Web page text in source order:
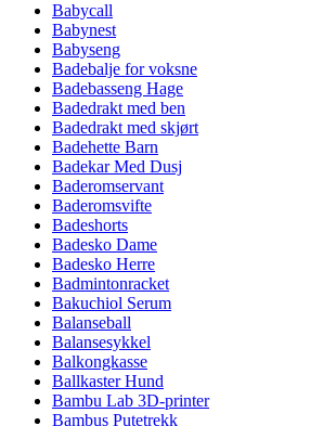
Babycall
Babynest
Babyseng
Badebalje for voksne
Badebasseng Hage
Badedrakt med ben
Badedrakt med skjørt
Badehette Barn
Badekar Med Dusj
Baderomservant
Baderomsvifte
Badeshorts
Badesko Dame
Badesko Herre
Badmintonracket
Bakuchiol Serum
Balanseball
Balansesykkel
Balkongkasse
Ballkaster Hund
Bambu Lab 3D-printer
Bambus Putetrekk